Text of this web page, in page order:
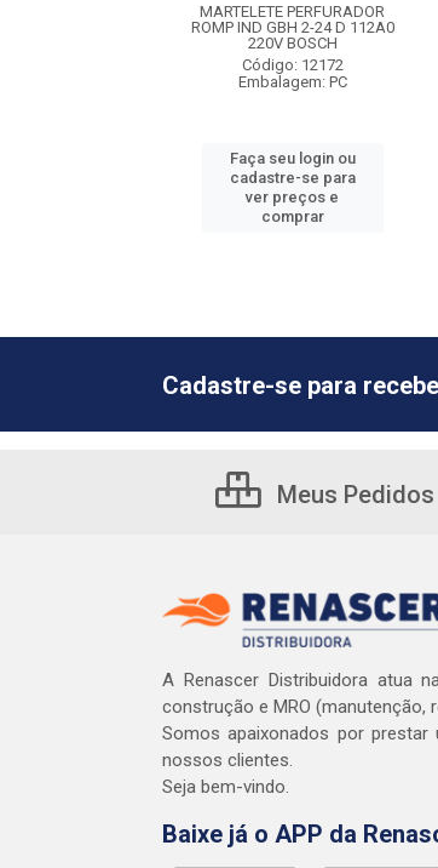
MARTELETE PERFURADOR
ROMP IND GBH 2-24 D 112A0
220V BOSCH
Código: 12172
Embalagem: PC
Faça seu login ou
cadastre-se para
ver preços e
comprar
Cadastre-se para
Meus Pedidos
A Renascer Distribuidora atua
construção e MRO (manutenção,
Somos apaixonados por
nossos clientes.
Seja bem-vindo.
Baixe já o APP da